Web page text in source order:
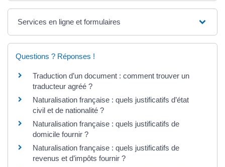
Services en ligne et formulaires
Questions ? Réponses !
Traduction d’un document : comment trouver un
traducteur agréé ?
Naturalisation française : quels justificatifs d’état
civil et de nationalité ?
Naturalisation française : quels justificatifs de
domicile fournir ?
Naturalisation française : quels justificatifs de
revenus et d’impôts fournir ?